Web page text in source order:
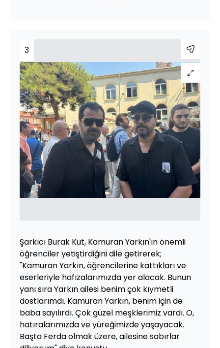
3
Şarkıcı Burak Kut, Kamuran Yarkın'ın önemli
öğrenciler yetiştirdiğini dile getirerek;
"Kamuran Yarkın, öğrencilerine kattıkları ve
eserleriyle hafızalarımızda yer alacak. Bunun
yanı sıra Yarkın ailesi benim çok kıymetli
dostlarımdı. Kamuran Yarkın, benim için de
baba sayılırdı. Çok güzel meşklerimiz vardı. O,
hatıralarımızda ve yüreğimizde yaşayacak.
Başta Ferda olmak üzere, ailesine sabırlar